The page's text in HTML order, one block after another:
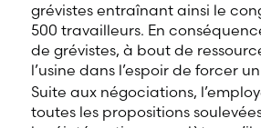
grévistes entraînant ainsi le
500 travailleurs. En
de grévistes, à bout de
l’usine dans l’espoir de forcer
Suite aux négociations,
toutes les propositions